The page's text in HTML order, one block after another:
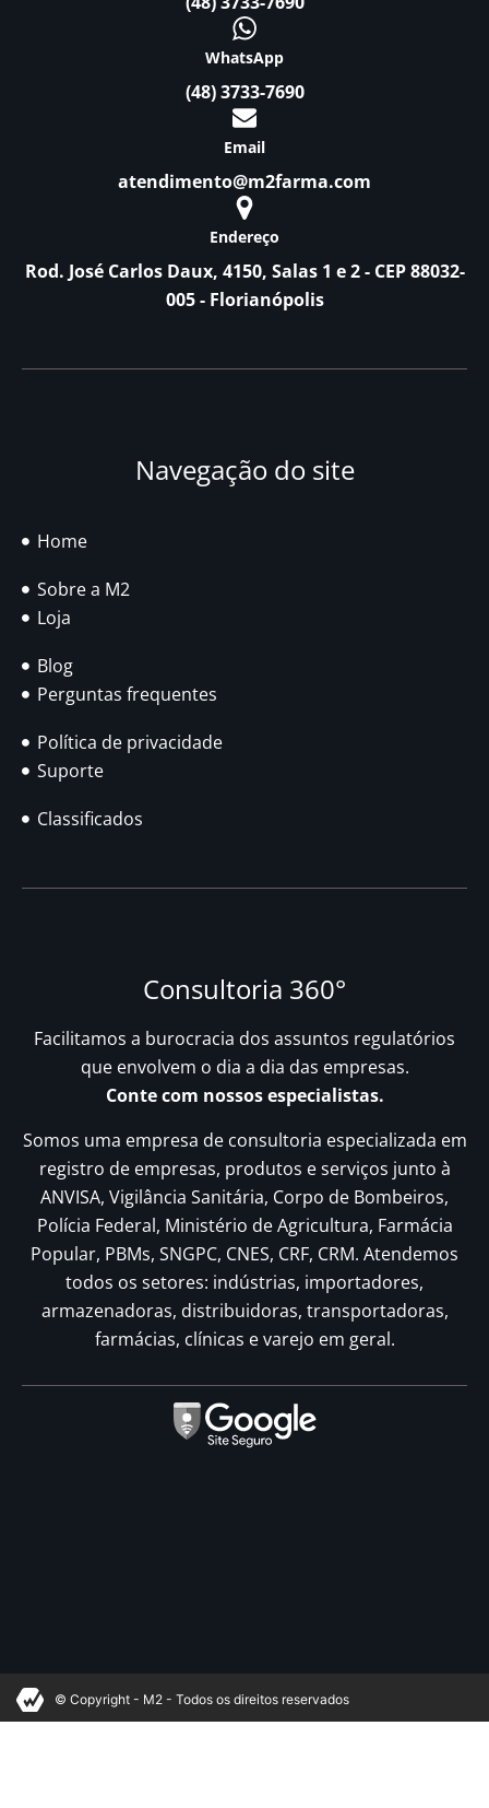
WhatsApp
(48) 3733-7690
Email
atendimento@m2farma.com
Endereço
Rod. José Carlos Daux, 4150, Salas 1 e 2 - CEP 88032-
005 - Florianópolis
Navegação do site
Home
Sobre a M2
Loja
Blog
Perguntas frequentes
Política de privacidade
Suporte
Classificados
Consultoria 360°
Facilitamos a burocracia dos assuntos regulatórios
que envolvem o dia a dia das empresas.
Conte com nossos especialistas.
Somos uma empresa de consultoria especializada em
registro de empresas, produtos e serviços junto à
ANVISA, Vigilância Sanitária, Corpo de Bombeiros,
Polícia Federal, Ministério de Agricultura, Farmácia
Popular, PBMs, SNGPC, CNES, CRF, CRM. Atendemos
todos os setores: indústrias, importadores,
armazenadoras, distribuidoras, transportadoras,
farmácias, clínicas e varejo em geral.